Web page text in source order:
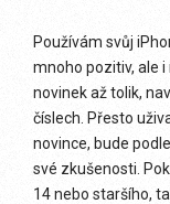
Používám svůj
mnoho pozitiv, ale
novinek až tolik,
číslech. Přesto
novince, bude
své zkušenosti.
14 nebo staršího,